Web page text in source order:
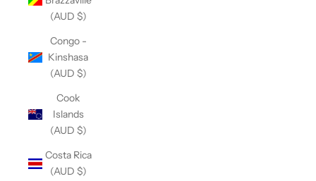
(AUD $)
Congo -
Kinshasa
(AUD $)
Cook
Islands
(AUD $)
Costa Rica
(AUD $)